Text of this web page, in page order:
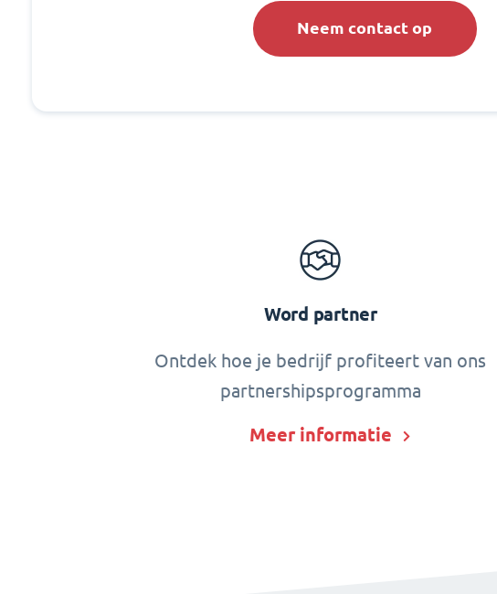
Neem contact op
Word partner
Ontdek hoe je bedrijf profiteert van ons
partnershipsprogramma
Meer informatie